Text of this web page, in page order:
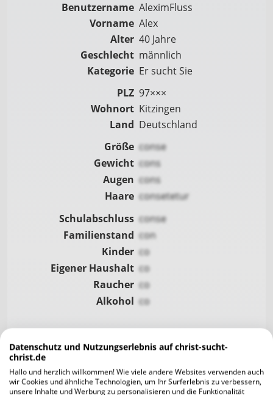
Benutzername AleximFluss
Vorname Alex
Alter 40 Jahre
Geschlecht männlich
Kategorie Er sucht Sie
PLZ 97×××
Wohnort Kitzingen
Land Deutschland
Größe conse
Gewicht cons
Augen cons
Haare consetetur
Schulabschluss conse
Familienstand con
Kinder co
Eigener Haushalt co
Raucher co
Alkohol co
Ausgehen
Kochen
Datenschutz und Nutzungserlebnis auf christ-sucht-
christ.de
Hallo und herzlich willkommen! Wie viele andere Websites verwenden auch
wir Cookies und ähnliche Technologien, um Ihr Surferlebnis zu verbessern,
unsere Inhalte und Werbung zu personalisieren und die Funktionalität